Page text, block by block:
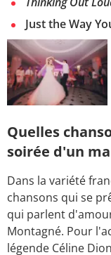
Just the Way
Quelles
soirée d'un
Dans la variété
chansons qui se
qui parlent
Montagné. Pour
légende Céline